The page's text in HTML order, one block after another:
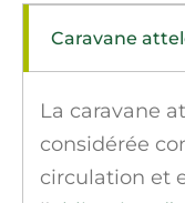
Caravane
La caravane
considérée
circulation et